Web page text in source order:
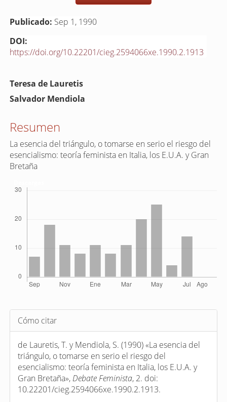
Publicado: Sep 1, 1990
DOI:
https://doi.org/10.22201/cieg.2594066xe.1990.2.1913
Contenido
principal
artículo
Teresa de Lauretis
Salvador Mendiola
Resumen
La esencia del triángulo, o tomarse en serio el riesgo del
esencialismo: teoría feminista en Italia, los E.U.A. y Gran
Bretaña
Detalles
del
artículo
Cómo citar
de Lauretis, T. y Mendiola, S. (1990) «La esencia del
triángulo, o tomarse en serio el riesgo del
esencialismo: teoría feminista en Italia, los E.U.A. y
Gran Bretaña», Debate Feminista, 2. doi:
10.22201/cieg.2594066xe.1990.2.1913.